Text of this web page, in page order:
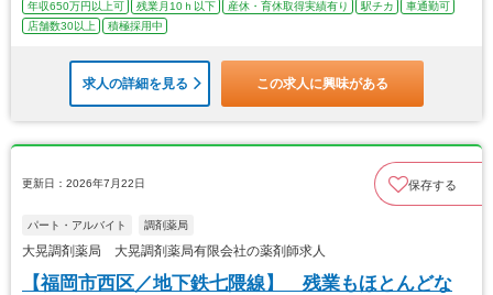
年収650万円以上可 残業月10ｈ以下 産休・育休取得実績有り 駅チカ
車通勤可
店舗数30以上
積極採用中
求人の詳細を見る この求人に興味がある
更新日：2026年7月22日 保存する
パート・アルバイト 調剤薬局
大晃調剤薬局 大晃調剤薬局有限会社の薬剤師求人
【福岡市西区／地下鉄七隈線】 残業もほとんどな